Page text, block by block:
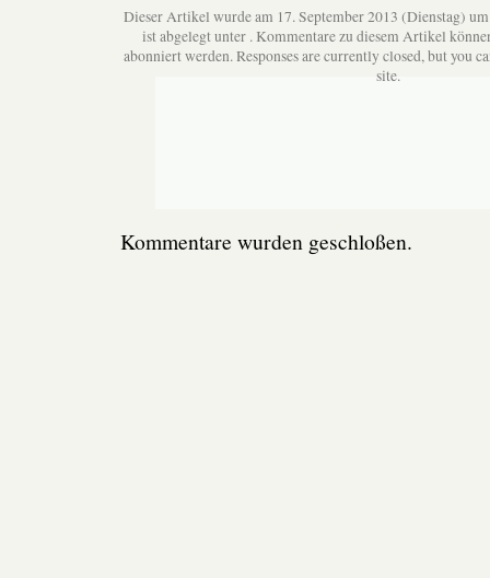
Dieser Artikel wurde am 17. September 2013 (Dienstag)
ist abgelegt unter . Kommentare zu diesem Artikel
abonniert werden. Responses are currently closed, but you
site.
Kommentare wurden geschloßen.